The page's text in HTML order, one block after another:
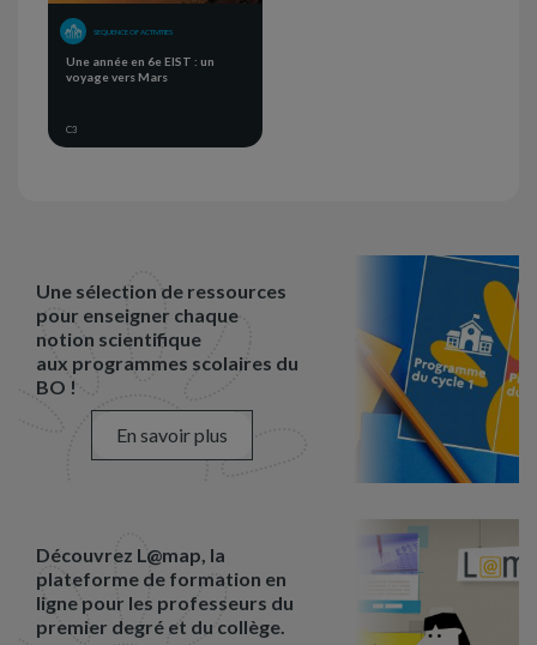
SEQUENCE OF ACTIVITIES
Une année en 6e EIST : un
voyage vers Mars
C3
Une sélection de ressources
pour enseigner chaque
notion scientifique
aux programmes scolaires du
BO !
En savoir plus
Découvrez L@map, la
plateforme de formation en
ligne pour les professeurs du
premier degré et du collège.